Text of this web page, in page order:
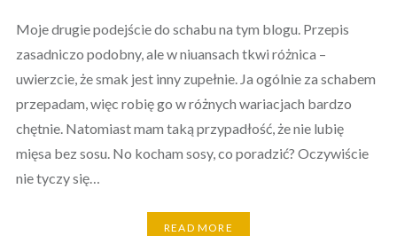
Moje drugie podejście do schabu na tym blogu. Przepis
zasadniczo podobny, ale w niuansach tkwi różnica –
uwierzcie, że smak jest inny zupełnie. Ja ogólnie za schabem
przepadam, więc robię go w różnych wariacjach bardzo
chętnie. Natomiast mam taką przypadłość, że nie lubię
mięsa bez sosu. No kocham sosy, co poradzić? Oczywiście
nie tyczy się…
READ MORE